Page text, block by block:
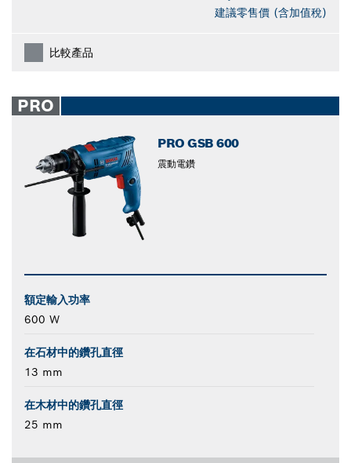
建議零售價 (含加值稅)
比較產品
PRO
PRO GSB 600
震動電鑽
額定輸入功率
600 W
在石材中的鑽孔直徑
13 mm
在木材中的鑽孔直徑
25 mm